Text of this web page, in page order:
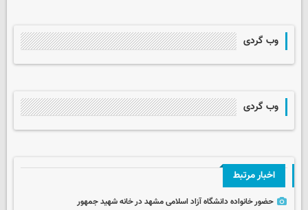
وب گردی
وب گردی
اخبار مرتبط
حضور خانواده دانشگاه آزاد اسلامی مشهد در خانه شهید جمهور